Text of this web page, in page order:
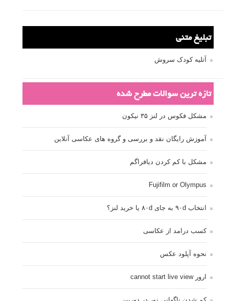
تبلیغ متنی
آتلیه کودک سروش
تازه ترین سوالات مطرح شده
مشکل فکوس در لنز ۳۵ نیکون
آموزش رایگان نقد و بررسی و گروه های عکاسی آنلاین
مشکل با کم کردن دیافراگم
Fujifilm or Olympus
انتخاب ۹۰d به جای ۸۰d یا خرید لنز؟
کسب درامد از عکاسی
نحوه آپلود عکس
ارور cannot start live view